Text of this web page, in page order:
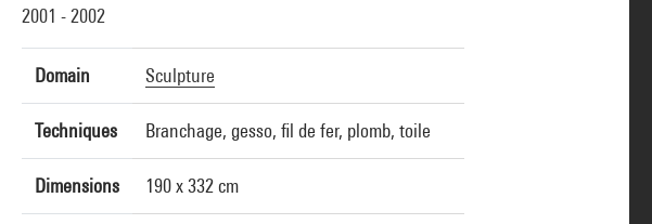
2001 - 2002
Domain Sculpture
Techniques Branchage, gesso, fil de fer, plomb, toile
Dimensions 190 x 332 cm